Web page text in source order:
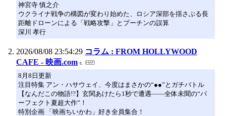
神宮寺 慎之介
ウクライナ戦争の構図が変わり始めた、ロシア深部を揺さぶる長
距離ドローンによる「戦略攻撃」とプーチンの誤算
深川 孝行
2026/08/08 23:54:29 コラム : FROM HOLLYWOOD
CAFE - 映画.com
8月8日更新
注目特集 アン・ハサウェイ、今度はまさかの“●●”とガチバトル
【なんだこの物語!?】玄関あけたら1秒で遭遇――全体未聞の“パ
ーフェクト夏超大作”！
特別企画 「映画ちいかわ」好き全員集合！